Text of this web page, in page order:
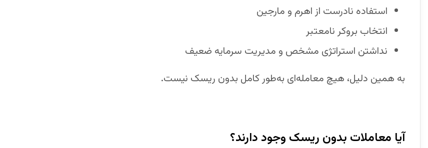
استفاده نادرست از اهرم و مارجین
انتخاب بروکر نامعتبر
نداشتن استراتژی مشخص و مدیریت سرمایه ضعیف
به همین دلیل، هیچ معامله‌ای به‌طور کامل بدون ریسک نیست.
آیا معاملات بدون ریسک وجود دارند؟